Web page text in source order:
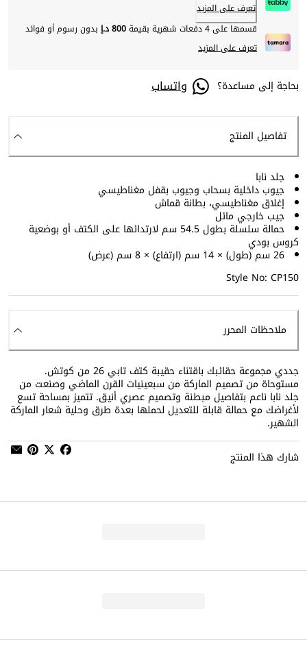
تعرف على المزيد
قسمها على 4 دفعات شهرية بقيمة
800 د.إ
بدون رسوم أو فوائد
تعرف على المزيد
بحاجة إلى مساعدة؟ واتساب
تفاصيل المنتج
جلد نابا
جيوب داخلية بسحاب وجيوب بقفل مغناطيسي
إغلاق مغناطيسي، بطانة قماش
جيب خارجي مائل
حمالة سلسلة بطول 54.5 سم لارتدائها على الكتف أو بوضعية
كروس بودي
26 سم (طول) × 14 سم (ارتفاع) × 8 سم (عرض)
Style No: CP150
ملاحظات المحرر
جددي مجموعة حقائبك باقتناء حقيبة كتف تابي 26 من كوتش.
مستوحاة من تصميم الماركة من سبعينيات القرن الماضي وصنعت من
جلد نابا ناعم بتفاصيل مبطنة وتصميم عصري أنيق. تتميز بمساحة تسع
لأغراضك مع حمالة قابلة للتعديل لحملها بعدة طرق وحلية شعار الماركة
الشهير.
شارك هذا المنتج